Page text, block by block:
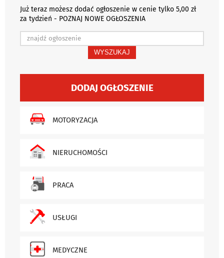
Już teraz możesz dodać ogłoszenie w cenie tylko 5,00 zł
za tydzień - POZNAJ NOWE OGŁOSZENIA
WYSZUKAJ
DODAJ OGŁOSZENIE
MOTORYZACJA
NIERUCHOMOŚCI
PRACA
USŁUGI
MEDYCZNE